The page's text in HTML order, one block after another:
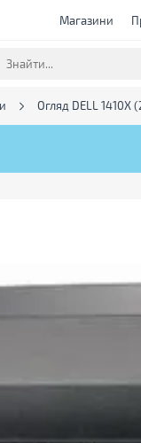
Магазини
Огляд DELL 1410X